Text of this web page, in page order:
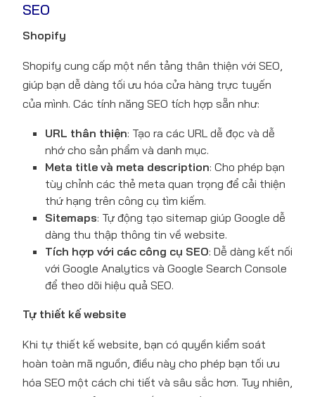
SEO
Shopify
Shopify cung cấp một nền tảng thân thiện với SEO,
giúp bạn dễ dàng tối ưu hóa cửa hàng trực tuyến
của mình. Các tính năng SEO tích hợp sẵn như:
URL thân thiện: Tạo ra các URL dễ đọc và dễ
nhớ cho sản phẩm và danh mục.
Meta title và meta description: Cho phép bạn
tùy chỉnh các thẻ meta quan trọng để cải thiện
thứ hạng trên công cụ tìm kiếm.
Sitemaps: Tự động tạo sitemap giúp Google dễ
dàng thu thập thông tin về website.
Tích hợp với các công cụ SEO: Dễ dàng kết nối
với Google Analytics và Google Search Console
để theo dõi hiệu quả SEO.
Tự thiết kế website
Khi tự thiết kế website, bạn có quyền kiểm soát
hoàn toàn mã nguồn, điều này cho phép bạn tối ưu
hóa SEO một cách chi tiết và sâu sắc hơn. Tuy nhiên,